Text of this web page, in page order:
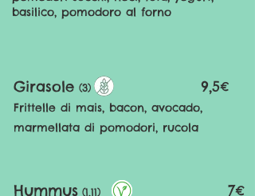
basilico, pomodoro al forno
Girasole (3) 9,5€
Frittelle di mais, bacon, avocado,
marmellata di pomodori, rucola
Hummus (1,11) 7€